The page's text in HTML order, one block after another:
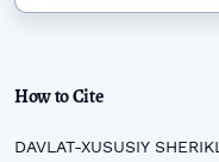
How to Cite
DAVLAT-XUSUSIY